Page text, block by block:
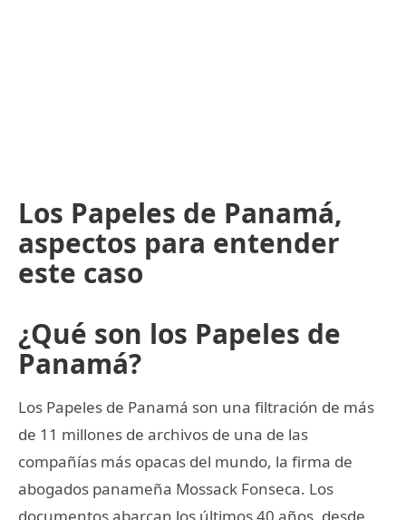
Los Papeles de Panamá,
aspectos para entender
este caso
¿Qué son los Papeles de
Panamá?
Los Papeles de Panamá son una filtración de más
de 11 millones de archivos de una de las
compañías más opacas del mundo, la firma de
abogados panameña Mossack Fonseca. Los